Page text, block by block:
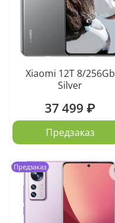
Xiaomi 12T 8/256Gb
Silver
37 499 ₽
Предзаказ
Предзаказ